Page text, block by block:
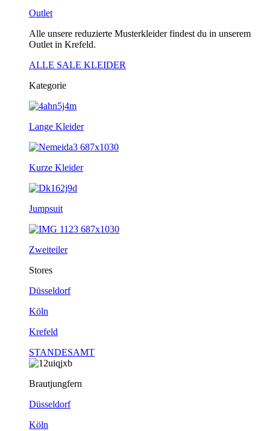
Outlet
Alle unsere reduzierte Musterkleider findest du in unserem
Outlet in Krefeld.
ALLE SALE KLEIDER
Kategorie
Lange Kleider
Kurze Kleider
Jumpsuit
Zweiteiler
Stores
Düsseldorf
Köln
Krefeld
STANDESAMT
Brautjungfern
Düsseldorf
Köln